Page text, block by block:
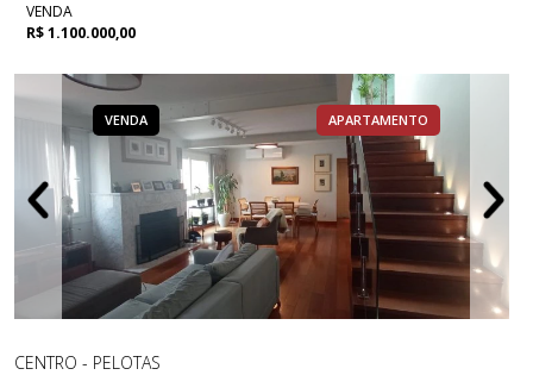
VENDA
R$ 1.100.000,00
VENDA APARTAMENTO
CENTRO - PELOTAS